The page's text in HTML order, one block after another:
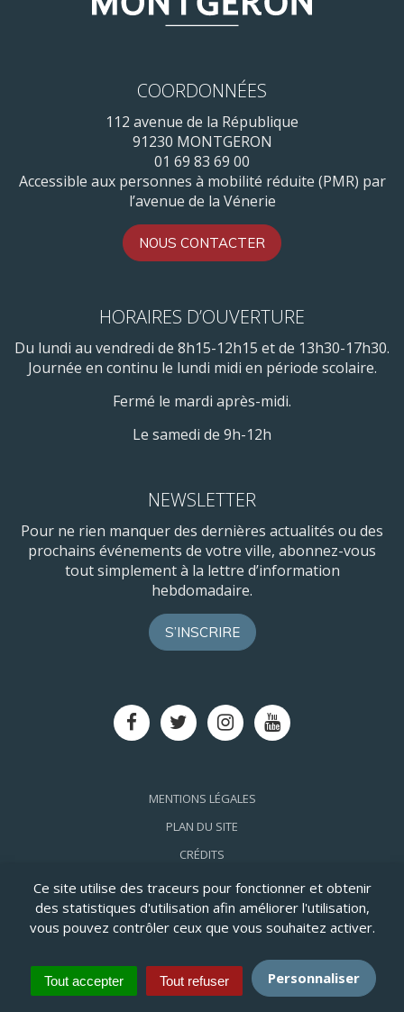
Ce site utilise des traceurs pour fonctionner et obtenir
des statistiques d'utilisation afin améliorer l'utilisation,
vous pouvez contrôler ceux que vous souhaitez activer.
Tout accepter Tout refuser Personnaliser
COORDONNÉES
112 avenue de la République
91230 MONTGERON
01 69 83 69 00
Accessible aux personnes à mobilité réduite (PMR) par
l’avenue de la Vénerie
NOUS CONTACTER
HORAIRES D’OUVERTURE
Du lundi au vendredi de 8h15-12h15 et de 13h30-17h30.
Journée en continu le lundi midi en période scolaire.
Fermé le mardi après-midi.
Le samedi de 9h-12h
NEWSLETTER
Pour ne rien manquer des dernières actualités ou des
prochains événements de votre ville, abonnez-vous
tout simplement à la lettre d’information
hebdomadaire.
S’INSCRIRE
Lien
vers
Facebook
Lien
vers
Twitter
Lien
vers
Instagram
Lien
vers
MENTIONS LÉGALES
PLAN DU SITE
CRÉDITS
ACCESSIBILITÉ: PARTIELLEMENT CONFORME